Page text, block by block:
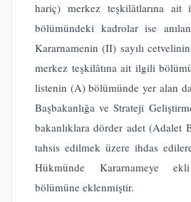
hariç) merkez teşkilâtlarına
bölümündeki kadrolar ise
Kararnamenin (II) sayılı
merkez teşkilâtına ait ilgili
listenin (A) bölümünde yer alan
Başbakanlığa ve Strateji
bakanlıklara dörder adet (Adalet
tahsis edilmek üzere ihdas
Hükmünde Kararnameye
bölümüne eklenmiştir.